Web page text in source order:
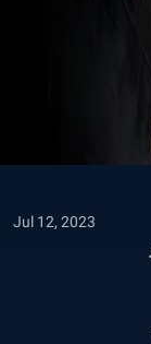
Jul 12, 2023